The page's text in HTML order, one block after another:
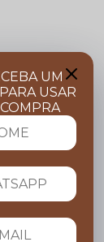
CASACO
UM
USAR